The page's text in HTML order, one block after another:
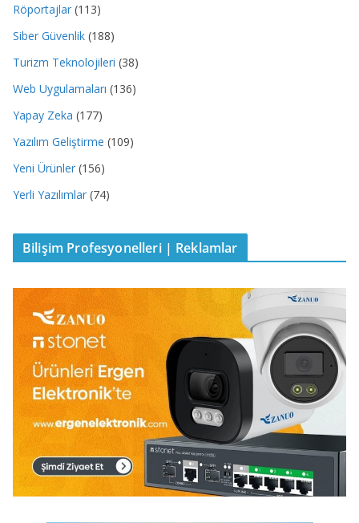
Röportajlar (113)
Siber Güvenlik (188)
Turizm Teknolojileri (38)
Web Uygulamaları (136)
Yapay Zeka (177)
Yazılım Geliştirme (109)
Yeni Ürünler (156)
Yerli Yazılımlar (74)
Bilişim Profesyonelleri | Reklamlar